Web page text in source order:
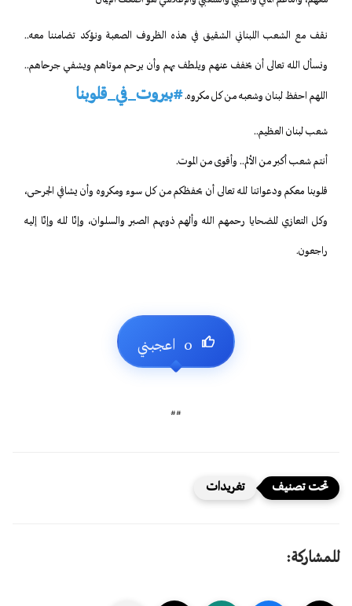
‏نقف مع الشعب اللبناني الشقيق في هذه الظروف الصعبة ونؤكد تضامننا معه..
ونسأل الله تعالى أن يخفف عنهم ويلطف بهم وأن يرحم موتاهم ويشفي جرحاهم..
اللهم احفظ لبنان وشعبه من كل مكروه. ‎#بيروت_في_قلوبنا
‏شعب لبنان العظيم..
أنتم شعب أكبر من الألم.. وأقوى من الموت.
قلوبنا معكم ودعواتنا لله تعالى أن يحفظكم من كل سوء ومكروه وأن يشافي الجرحى،
وكل التعازي للضحايا رحمهم الله وألهم ذويهم الصبر والسلوان، وإنّا لله وإنّا إليه
راجعون.
##
تغريدات
للمشاركة: